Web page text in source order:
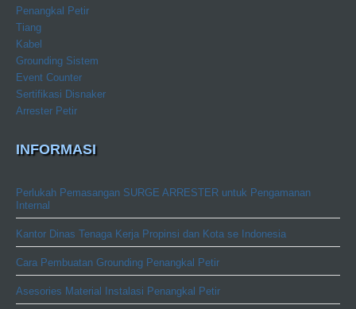
Penangkal Petir
Tiang
Kabel
Grounding Sistem
Event Counter
Sertifikasi Disnaker
Arrester Petir
INFORMASI
Perlukah Pemasangan SURGE ARRESTER untuk Pengamanan
Internal
Kantor Dinas Tenaga Kerja Propinsi dan Kota se Indonesia
Cara Pembuatan Grounding Penangkal Petir
Asesories Material Instalasi Penangkal Petir